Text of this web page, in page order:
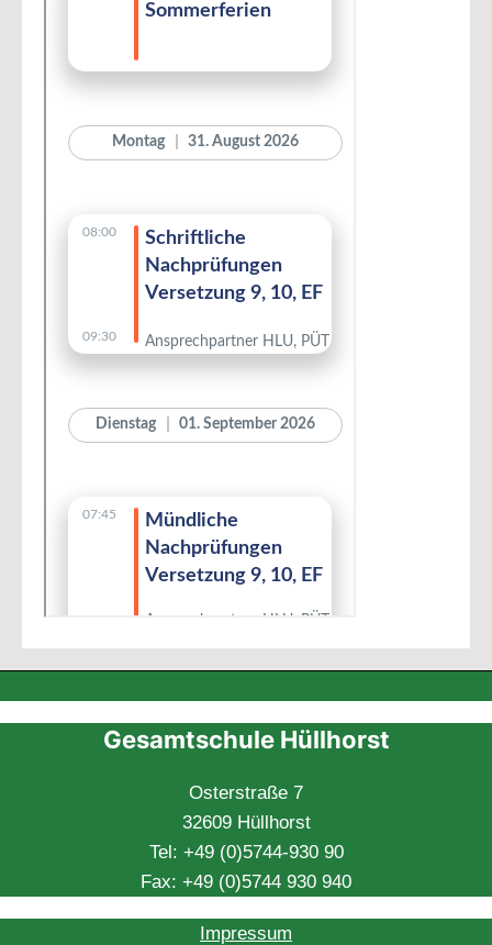
Gesamtschule Hüllhorst
Osterstraße 7
32609 Hüllhorst
Tel: +49 (0)5744-930 90
Fax: +49 (0)5744 930 940
Impressum